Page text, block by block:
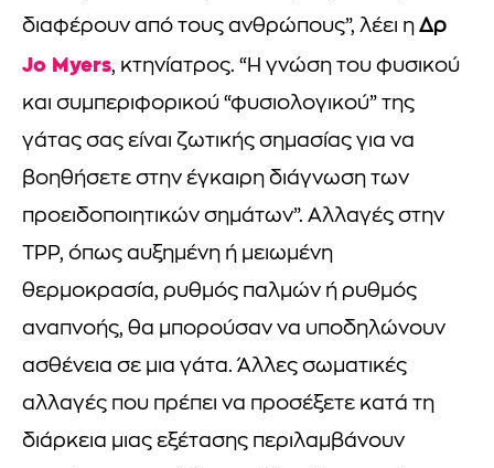
διαφέρουν από τους ανθρώπους”, λέει η Δρ
Jo Myers, κτηνίατρος. “Η γνώση του φυσικού
και συμπεριφορικού “φυσιολογικού” της
γάτας σας είναι ζωτικής σημασίας για να
βοηθήσετε στην έγκαιρη διάγνωση των
προειδοποιητικών σημάτων”. Αλλαγές στην
ΤΡΡ, όπως αυξημένη ή μειωμένη
θερμοκρασία, ρυθμός παλμών ή ρυθμός
αναπνοής, θα μπορούσαν να υποδηλώνουν
ασθένεια σε μια γάτα. Άλλες σωματικές
αλλαγές που πρέπει να προσέξετε κατά τη
διάρκεια μιας εξέτασης περιλαμβάνουν